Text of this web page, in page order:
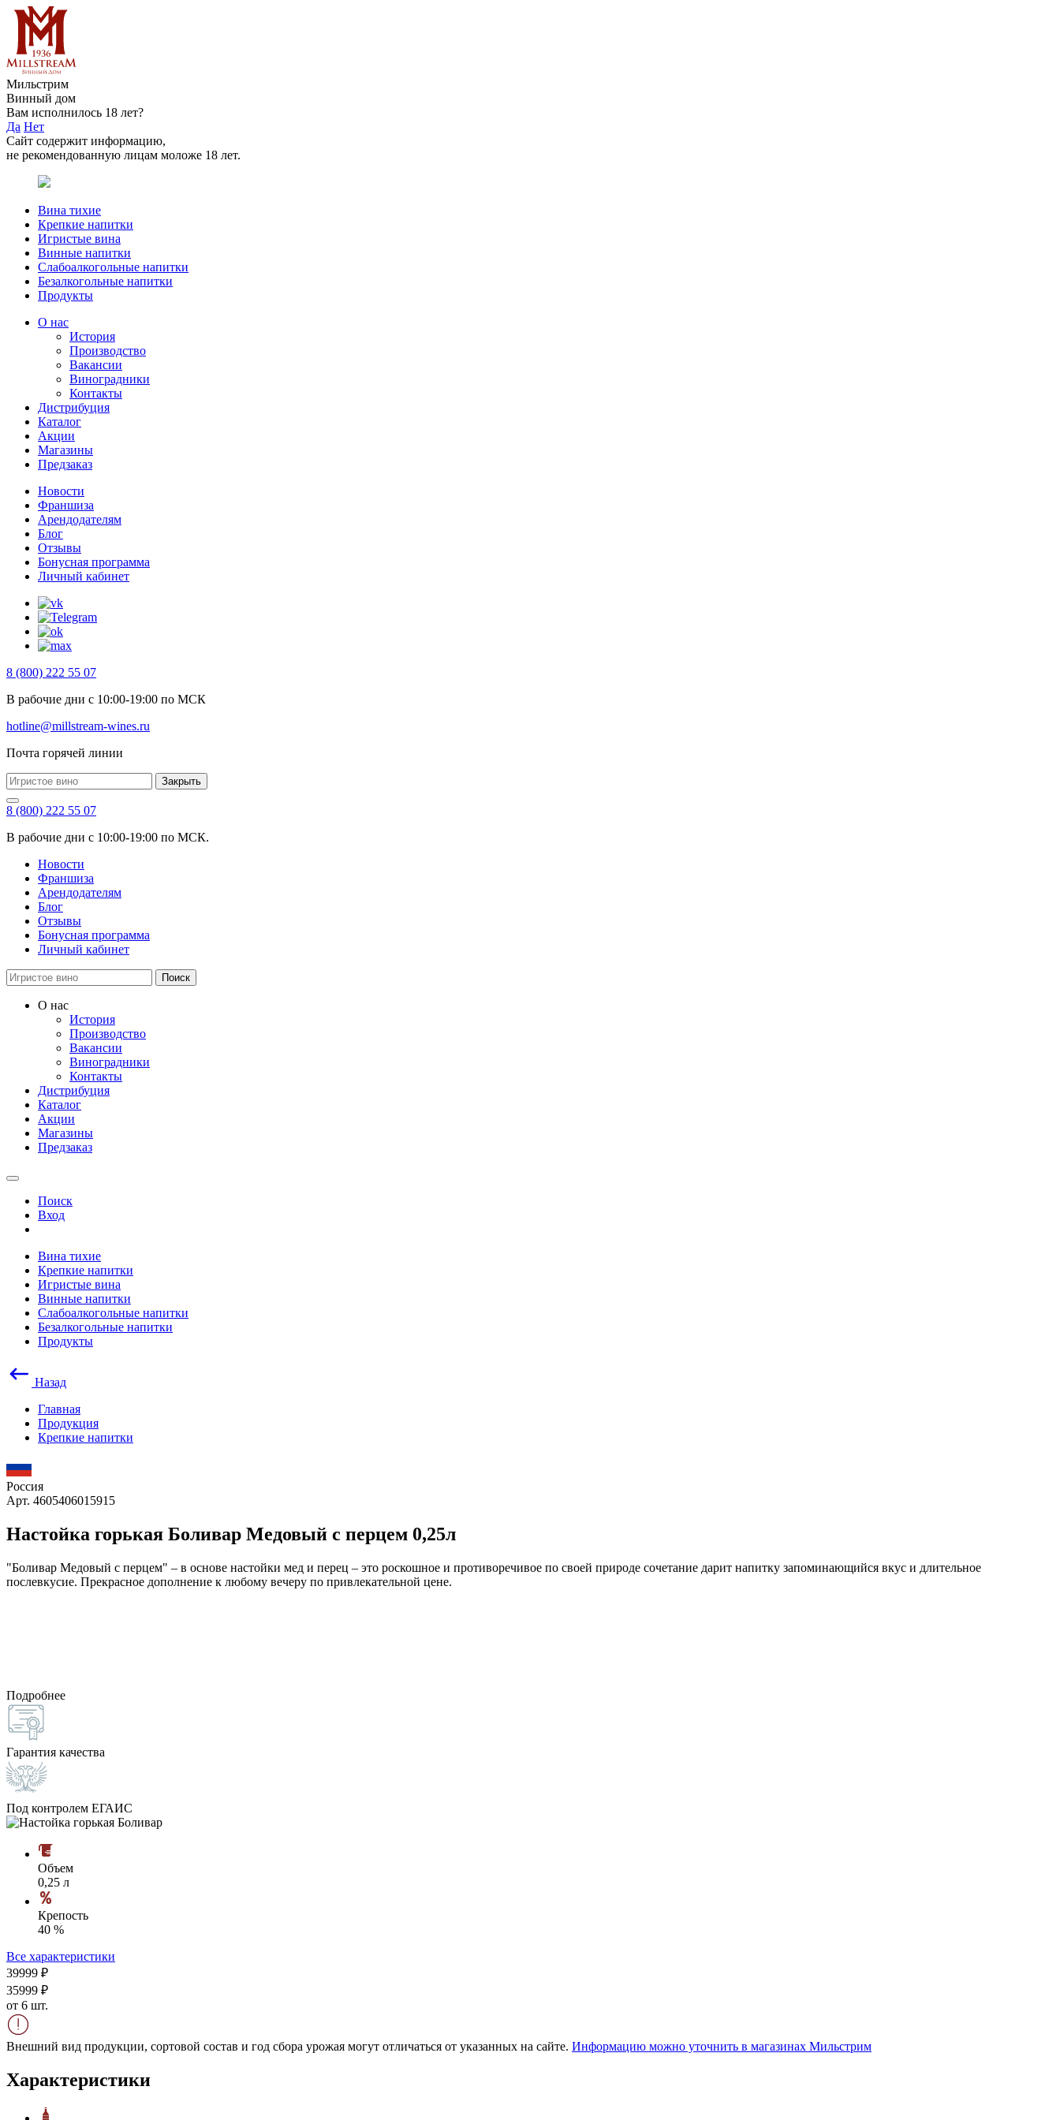
Мильстрим
Винный дом
Вам исполнилось 18 лет?
Да Нет
Сайт содержит информацию,
не рекомендованную лицам моложе 18 лет.
Вина тихие
Крепкие напитки
Игристые вина
Винные напитки
Слабоалкогольные напитки
Безалкогольные напитки
Продукты
О нас
История
Производство
Вакансии
Виноградники
Контакты
Дистрибуция
Каталог
Акции
Магазины
Предзаказ
Новости
Франшиза
Арендодателям
Блог
Отзывы
Бонусная программа
Личный кабинет
8 (800) 222 55 07
В рабочие дни с 10:00-19:00 по МСК
hotline@millstream-wines.ru
Почта горячей линии
Закрыть
8 (800) 222 55 07
В рабочие дни с 10:00-19:00 по МСК.
Новости
Франшиза
Арендодателям
Блог
Отзывы
Бонусная программа
Личный кабинет
Поиск
О нас
История
Производство
Вакансии
Виноградники
Контакты
Дистрибуция
Каталог
Акции
Магазины
Предзаказ
Поиск
Вход
Вина тихие
Крепкие напитки
Игристые вина
Винные напитки
Слабоалкогольные напитки
Безалкогольные напитки
Продукты
Назад
Главная
Продукция
Крепкие напитки
Россия
Арт. 4605406015915
Настойка горькая Боливар Медовый с перцем 0,25л
"Боливар Медовый с перцем" – в основе настойки мед и перец – это роскошное и противоречивое по своей природе сочетание дарит напитку запоминающийся вкус и длительное
послевкусие. Прекрасное дополнение к любому вечеру по привлекательной цене.
Подробнее
Гарантия качества
Под контролем ЕГАИС
Объем
0,25 л
Крепость
40 %
Все характеристики
39999 ₽
35999 ₽
от 6 шт.
Внешний вид продукции, сортовой состав и год сбора урожая могут отличаться от указанных на сайте. Информацию можно уточнить в магазинах Мильстрим
Характеристики